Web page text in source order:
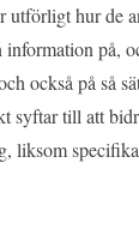
utförligt hur de
information på,
också på så
syftar till att
liksom